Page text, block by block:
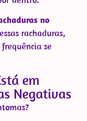
no
rachaduras,
se
em
Negativas